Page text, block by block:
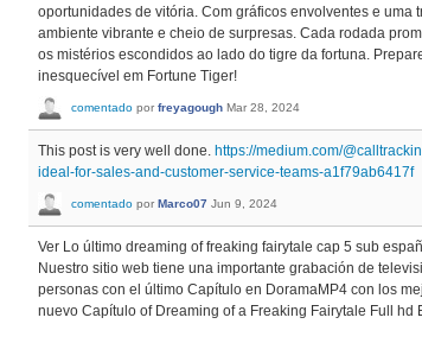
oportunidades de vitória. Com gráficos envolventes e
ambiente vibrante e cheio de surpresas. Cada rodada
os mistérios escondidos ao lado do tigre da fortuna.
inesquecível em Fortune Tiger!
comentado por freyagough Mar 28, 2024
This post is very well done. https://medium.com/
ideal-for-sales-and-customer-service-teams-a1f79ab6417f
comentado por Marco07 Jun 9, 2024
Ver Lo último dreaming of freaking fairytale cap 5 sub
Nuestro sitio web tiene una importante grabación de
personas con el último Capítulo en DoramaMP4 con los
nuevo Capítulo of Dreaming of a Freaking Fairytale Full hd